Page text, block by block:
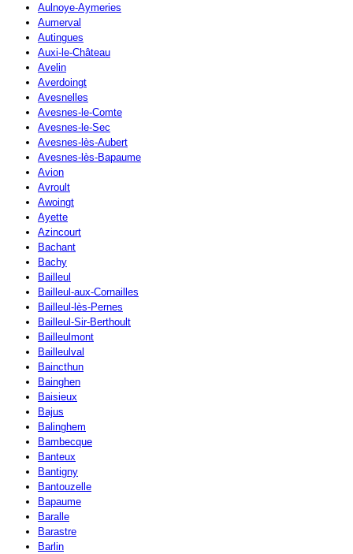
Aulnoye-Aymeries
Aumerval
Autingues
Auxi-le-Château
Avelin
Averdoingt
Avesnelles
Avesnes-le-Comte
Avesnes-le-Sec
Avesnes-lès-Aubert
Avesnes-lès-Bapaume
Avion
Avroult
Awoingt
Ayette
Azincourt
Bachant
Bachy
Bailleul
Bailleul-aux-Cornailles
Bailleul-lès-Pernes
Bailleul-Sir-Berthoult
Bailleulmont
Bailleulval
Baincthun
Bainghen
Baisieux
Bajus
Balinghem
Bambecque
Banteux
Bantigny
Bantouzelle
Bapaume
Baralle
Barastre
Barlin